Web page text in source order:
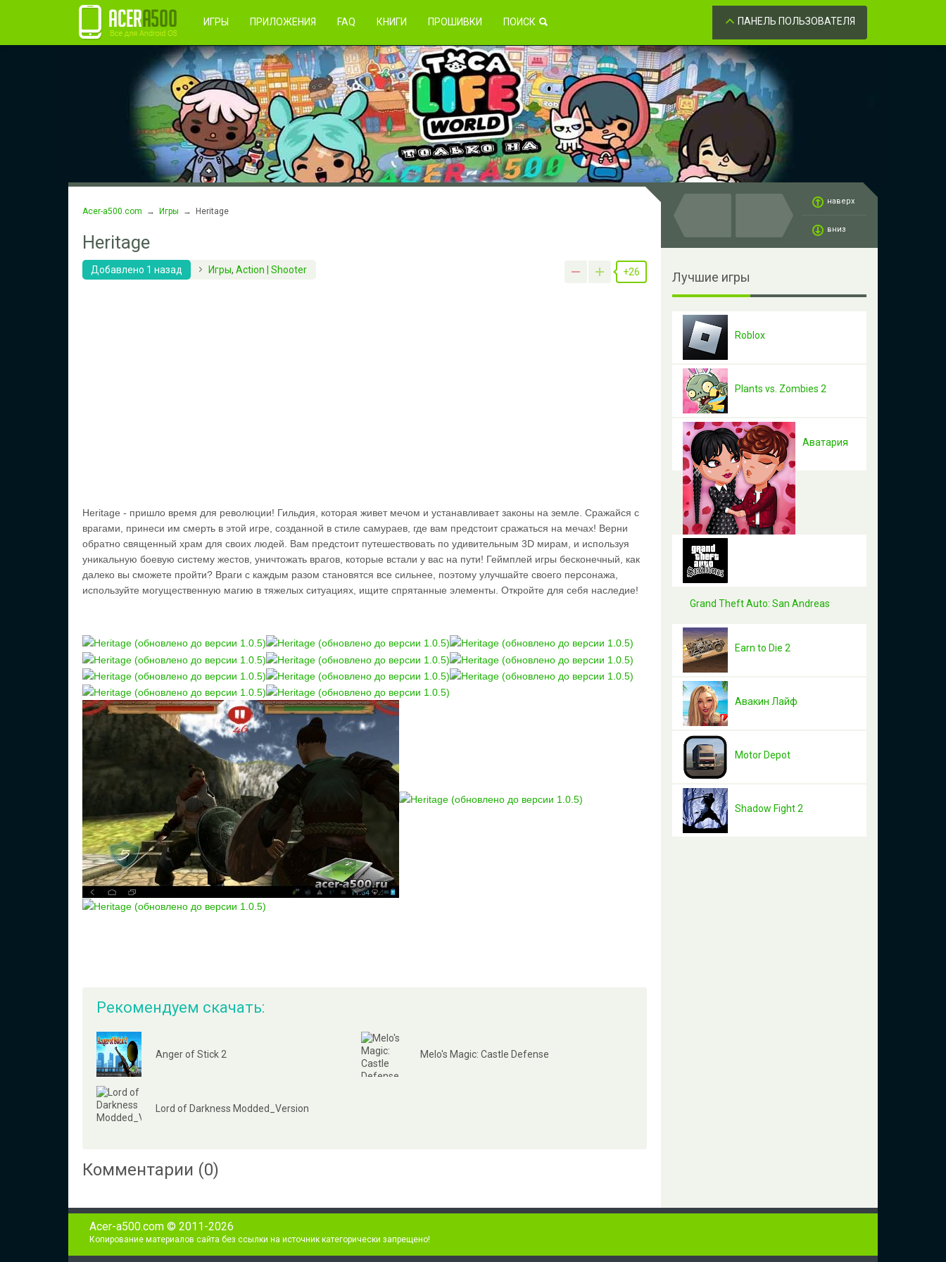
Регистрация Правила пользования Возникли проблемы? Забыли пароль?
ПАНЕЛЬ ПОЛЬЗОВАТЕЛЯ
ИГРЫ ПРИЛОЖЕНИЯ FAQ КНИГИ ПРОШИВКИ ПОИСК
Acer-a500.com → Игры → Heritage
Heritage
Добавлено 1 назад Игры, Action | Shooter +26
Heritage - пришло время для революции! Гильдия, которая живет мечом и устанавливает законы на земле. Сражайся с
врагами, принеси им смерть в этой игре, созданной в стиле самураев, где вам предстоит сражаться на мечах! Верни
обратно священный храм для своих людей. Вам предстоит путешествовать по удивительным 3D мирам, и используя
уникальную боевую систему жестов, уничтожать врагов, которые встали у вас на пути! Геймплей игры бесконечный, как
далеко вы сможете пройти? Враги с каждым разом становятся все сильнее, поэтому улучшайте своего персонажа,
используйте могущественную магию в тяжелых ситуациях, ищите спрятанные элементы. Откройте для себя наследие!
Рекомендуем скачать:
Anger of Stick 2 Melo's Magic: Castle Defense
Lord of Darkness Modded_Version
Комментарии (0)
наверх
вниз
Лучшие игры
Roblox
Plants vs. Zombies 2
Аватария
Grand Theft Auto: San Andreas
Earn to Die 2
Авакин Лайф
Motor Depot
Shadow Fight 2
Acer-a500.com © 2011-2026
Копирование материалов сайта без ссылки на источник категорически запрещено!